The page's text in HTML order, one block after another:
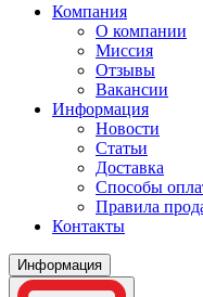
Компания
О компании
Миссия
Отзывы
Вакансии
Информация
Новости
Статьи
Доставка
Способы
Правила
Контакты
Информация